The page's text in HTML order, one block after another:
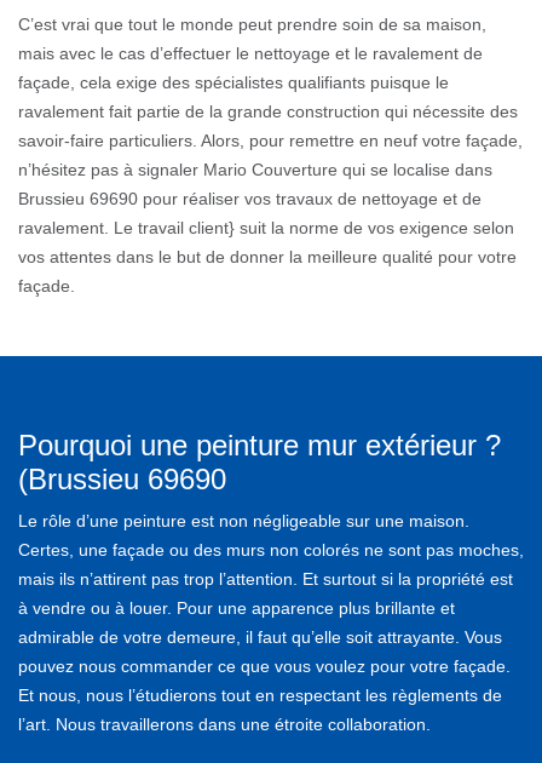
C’est vrai que tout le monde peut prendre soin de sa maison,
mais avec le cas d’effectuer le nettoyage et le ravalement de
façade, cela exige des spécialistes qualifiants puisque le
ravalement fait partie de la grande construction qui nécessite des
savoir-faire particuliers. Alors, pour remettre en neuf votre façade,
n’hésitez pas à signaler Mario Couverture qui se localise dans
Brussieu 69690 pour réaliser vos travaux de nettoyage et de
ravalement. Le travail client} suit la norme de vos exigence selon
vos attentes dans le but de donner la meilleure qualité pour votre
façade.
Pourquoi une peinture mur extérieur ?
(Brussieu 69690
Le rôle d’une peinture est non négligeable sur une maison.
Certes, une façade ou des murs non colorés ne sont pas moches,
mais ils n’attirent pas trop l’attention. Et surtout si la propriété est
à vendre ou à louer. Pour une apparence plus brillante et
admirable de votre demeure, il faut qu’elle soit attrayante. Vous
pouvez nous commander ce que vous voulez pour votre façade.
Et nous, nous l’étudierons tout en respectant les règlements de
l’art. Nous travaillerons dans une étroite collaboration.